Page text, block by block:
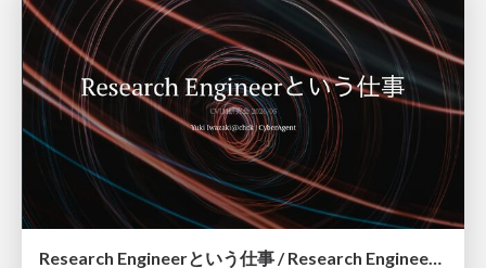
Research Engineerという仕事 / Research Engineering: Bridging Research and Business